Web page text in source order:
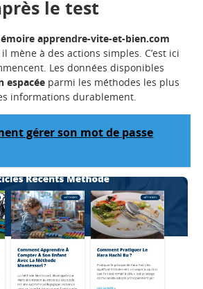
le test
apprendre-vite-et-bien.com
mène à des actions simples. C’est ici
Les données disponibles
espacée parmi les méthodes les plus
informations durablement.
gérer son mot de passe